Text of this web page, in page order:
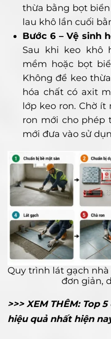
thừa bằng bọt
lau khô lần cuối
Bước 6 – Vệ sinh
Sau khi keo khô
mềm hoặc bọt
Không để keo
hóa chất có axit
lớp keo ron. Chờ ít
ron mới cho phép
mới đưa vào sử
Quy trình lát gạch
đơn giản,
>>> XEM THÊM: Top
hiệu quả nhất hiện